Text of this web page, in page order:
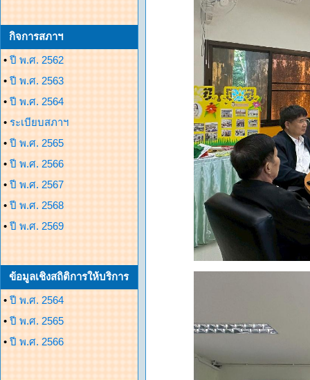
กิจการสภาฯ
• ปี พ.ศ. 2562
• ปี พ.ศ. 2563
• ปี พ.ศ. 2564
• ระเบียบสภาฯ
• ปี พ.ศ. 2565
• ปี พ.ศ. 2566
• ปี พ.ศ. 2567
• ปี พ.ศ. 2568
• ปี พ.ศ. 2569
ข้อมูลเชิงสถิติการให้บริการ
• ปี พ.ศ. 2564
• ปี พ.ศ. 2565
• ปี พ.ศ. 2566